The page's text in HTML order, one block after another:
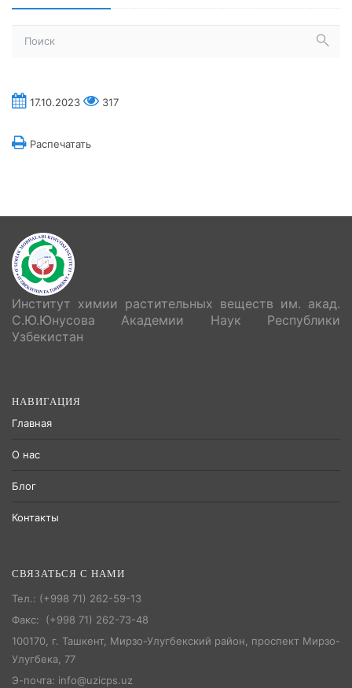
17.10.2023 317
Распечатать
Институт химии растительных веществ им. акад.
С.Ю.Юнусова Академии Наук Республики
Узбекистан
НАВИГАЦИЯ
Главная
О нас
Блог
Контакты
СВЯЗАТЬСЯ С НАМИ
Тел.: (+998 71) 262-59-13
Факс: (+998 71) 262-73-48
100170, г. Ташкент, Мирзо-Улугбекский район, проспект Мирзо-
Улугбека, 77
Э-почта: info@uzicps.uz